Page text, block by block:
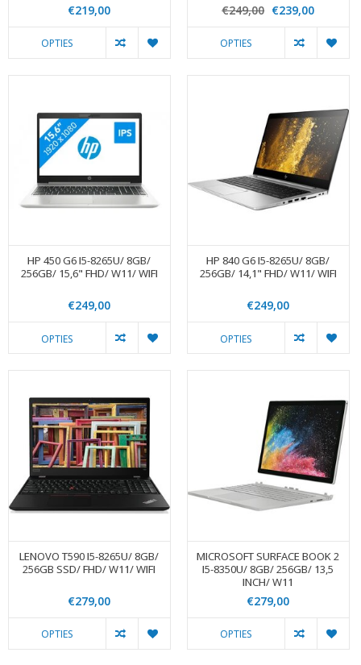
€219,00
OPTIES
€249,00 €239,00
OPTIES
HP 450 G6 I5-8265U/ 8GB/
256GB/ 15,6" FHD/ W11/ WIFI
€249,00
OPTIES
HP 840 G6 I5-8265U/ 8GB/
256GB/ 14,1" FHD/ W11/ WIFI
€249,00
OPTIES
LENOVO T590 I5-8265U/ 8GB/
256GB SSD/ FHD/ W11/ WIFI
€279,00
OPTIES
MICROSOFT SURFACE BOOK 2
I5-8350U/ 8GB/ 256GB/ 13,5
INCH/ W11
€279,00
OPTIES